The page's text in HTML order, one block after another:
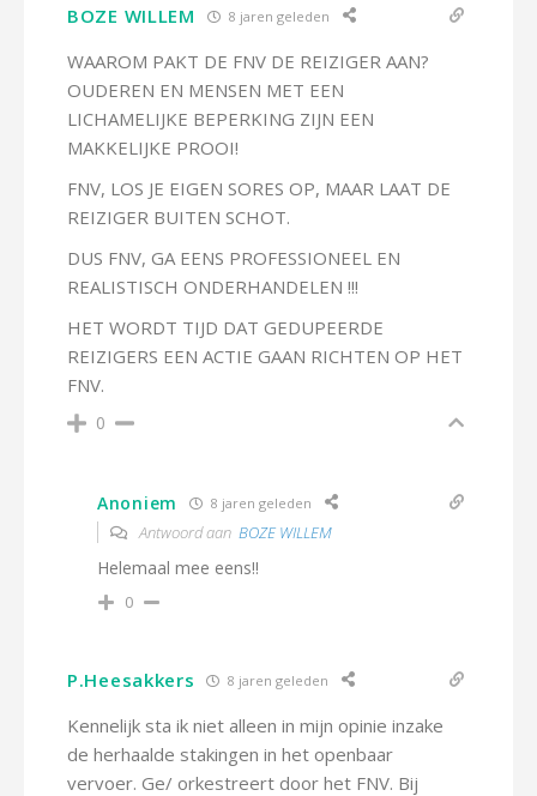
BOZE WILLEM 8 jaren geleden
WAAROM PAKT DE FNV DE REIZIGER AAN?
OUDEREN EN MENSEN MET EEN
LICHAMELIJKE BEPERKING ZIJN EEN
MAKKELIJKE PROOI!
FNV, LOS JE EIGEN SORES OP, MAAR LAAT DE
REIZIGER BUITEN SCHOT.
DUS FNV, GA EENS PROFESSIONEEL EN
REALISTISCH ONDERHANDELEN !!!
HET WORDT TIJD DAT GEDUPEERDE
REIZIGERS EEN ACTIE GAAN RICHTEN OP HET
FNV.
0
Anoniem 8 jaren geleden
Antwoord aan BOZE WILLEM
Helemaal mee eens!!
0
P.Heesakkers 8 jaren geleden
Kennelijk sta ik niet alleen in mijn opinie inzake
de herhaalde stakingen in het openbaar
vervoer. Ge/ orkestreert door het FNV. Bij